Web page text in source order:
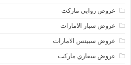
عروض روابي ماركت
عروض سبار الامارات
عروض سبينس الامارات
عروض سفاري ماركت